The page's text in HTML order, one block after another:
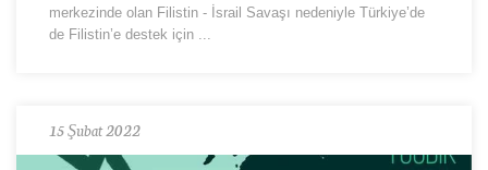
merkezinde olan Filistin - İsrail Savaşı nedeniyle Türkiye’de
de Filistin’e destek için ...
15 Şubat 2022